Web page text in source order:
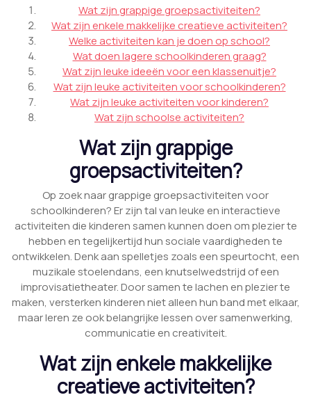
Wat zijn grappige groepsactiviteiten?
Wat zijn enkele makkelijke creatieve activiteiten?
Welke activiteiten kan je doen op school?
Wat doen lagere schoolkinderen graag?
Wat zijn leuke ideeën voor een klassenuitje?
Wat zijn leuke activiteiten voor schoolkinderen?
Wat zijn leuke activiteiten voor kinderen?
Wat zijn schoolse activiteiten?
Wat zijn grappige
groepsactiviteiten?
Op zoek naar grappige groepsactiviteiten voor
schoolkinderen? Er zijn tal van leuke en interactieve
activiteiten die kinderen samen kunnen doen om plezier te
hebben en tegelijkertijd hun sociale vaardigheden te
ontwikkelen. Denk aan spelletjes zoals een speurtocht, een
muzikale stoelendans, een knutselwedstrijd of een
improvisatietheater. Door samen te lachen en plezier te
maken, versterken kinderen niet alleen hun band met elkaar,
maar leren ze ook belangrijke lessen over samenwerking,
communicatie en creativiteit.
Wat zijn enkele makkelijke
creatieve activiteiten?